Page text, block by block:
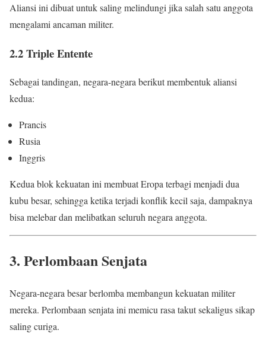
Aliansi ini dibuat untuk saling melindungi jika salah satu anggota
mengalami ancaman militer.
2.2 Triple Entente
Sebagai tandingan, negara-negara berikut membentuk aliansi
kedua:
Prancis
Rusia
Inggris
Kedua blok kekuatan ini membuat Eropa terbagi menjadi dua
kubu besar, sehingga ketika terjadi konflik kecil saja, dampaknya
bisa melebar dan melibatkan seluruh negara anggota.
3. Perlombaan Senjata
Negara-negara besar berlomba membangun kekuatan militer
mereka. Perlombaan senjata ini memicu rasa takut sekaligus sikap
saling curiga.